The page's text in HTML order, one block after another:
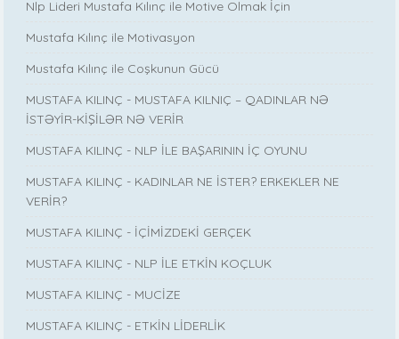
Nlp Lideri Mustafa Kılınç ile Motive Olmak İçin
Mustafa Kılınç ile Motivasyon
Mustafa Kılınç ile Coşkunun Gücü
MUSTAFA KILINÇ - MUSTAFA KILNIÇ – QADINLAR NƏ
İSTƏYİR-KİŞİLƏR NƏ VERİR
MUSTAFA KILINÇ - NLP İLE BAŞARININ İÇ OYUNU
MUSTAFA KILINÇ - KADINLAR NE İSTER? ERKEKLER NE
VERİR?
MUSTAFA KILINÇ - İÇİMİZDEKİ GERÇEK
MUSTAFA KILINÇ - NLP İLE ETKİN KOÇLUK
MUSTAFA KILINÇ - MUCİZE
MUSTAFA KILINÇ - ETKİN LİDERLİK